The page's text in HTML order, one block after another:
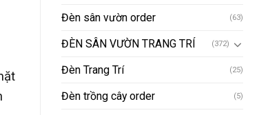
Đèn sân vườn order (63)
ĐÈN SÂN VƯỜN TRANG TRÍ (372)
Đèn Trang Trí (25)
Đèn trồng cây order (5)